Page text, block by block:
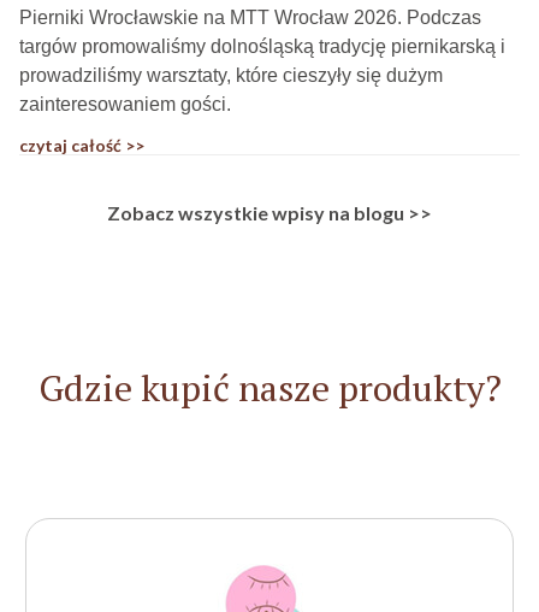
Pierniki Wrocławskie na MTT Wrocław 2026. Podczas
targów promowaliśmy dolnośląską tradycję piernikarską i
prowadziliśmy warsztaty, które cieszyły się dużym
zainteresowaniem gości.
czytaj całość >>
Zobacz wszystkie wpisy na blogu >>
Gdzie kupić nasze produkty?